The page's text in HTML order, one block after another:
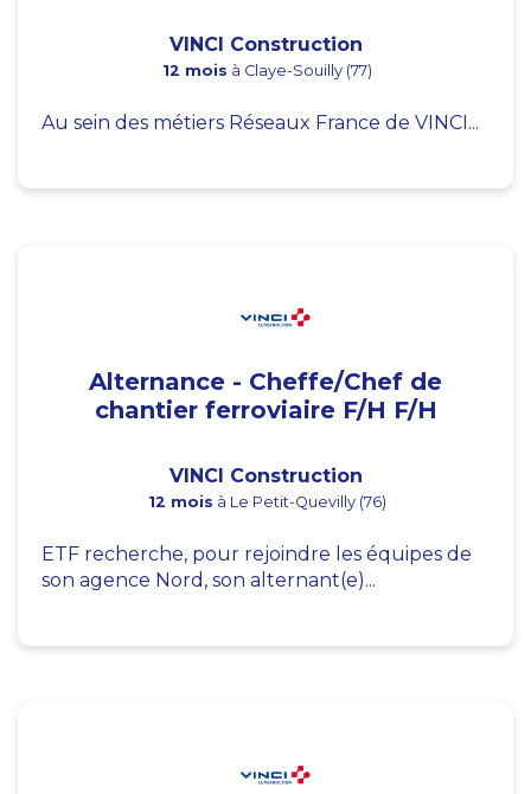
VINCI Construction
12 mois à Claye-Souilly (77)
Au sein des métiers Réseaux France de VINCI...
Alternance - Cheffe/Chef de
chantier ferroviaire F/H F/H
VINCI Construction
12 mois à Le Petit-Quevilly (76)
ETF recherche, pour rejoindre les équipes de
son agence Nord, son alternant(e)...